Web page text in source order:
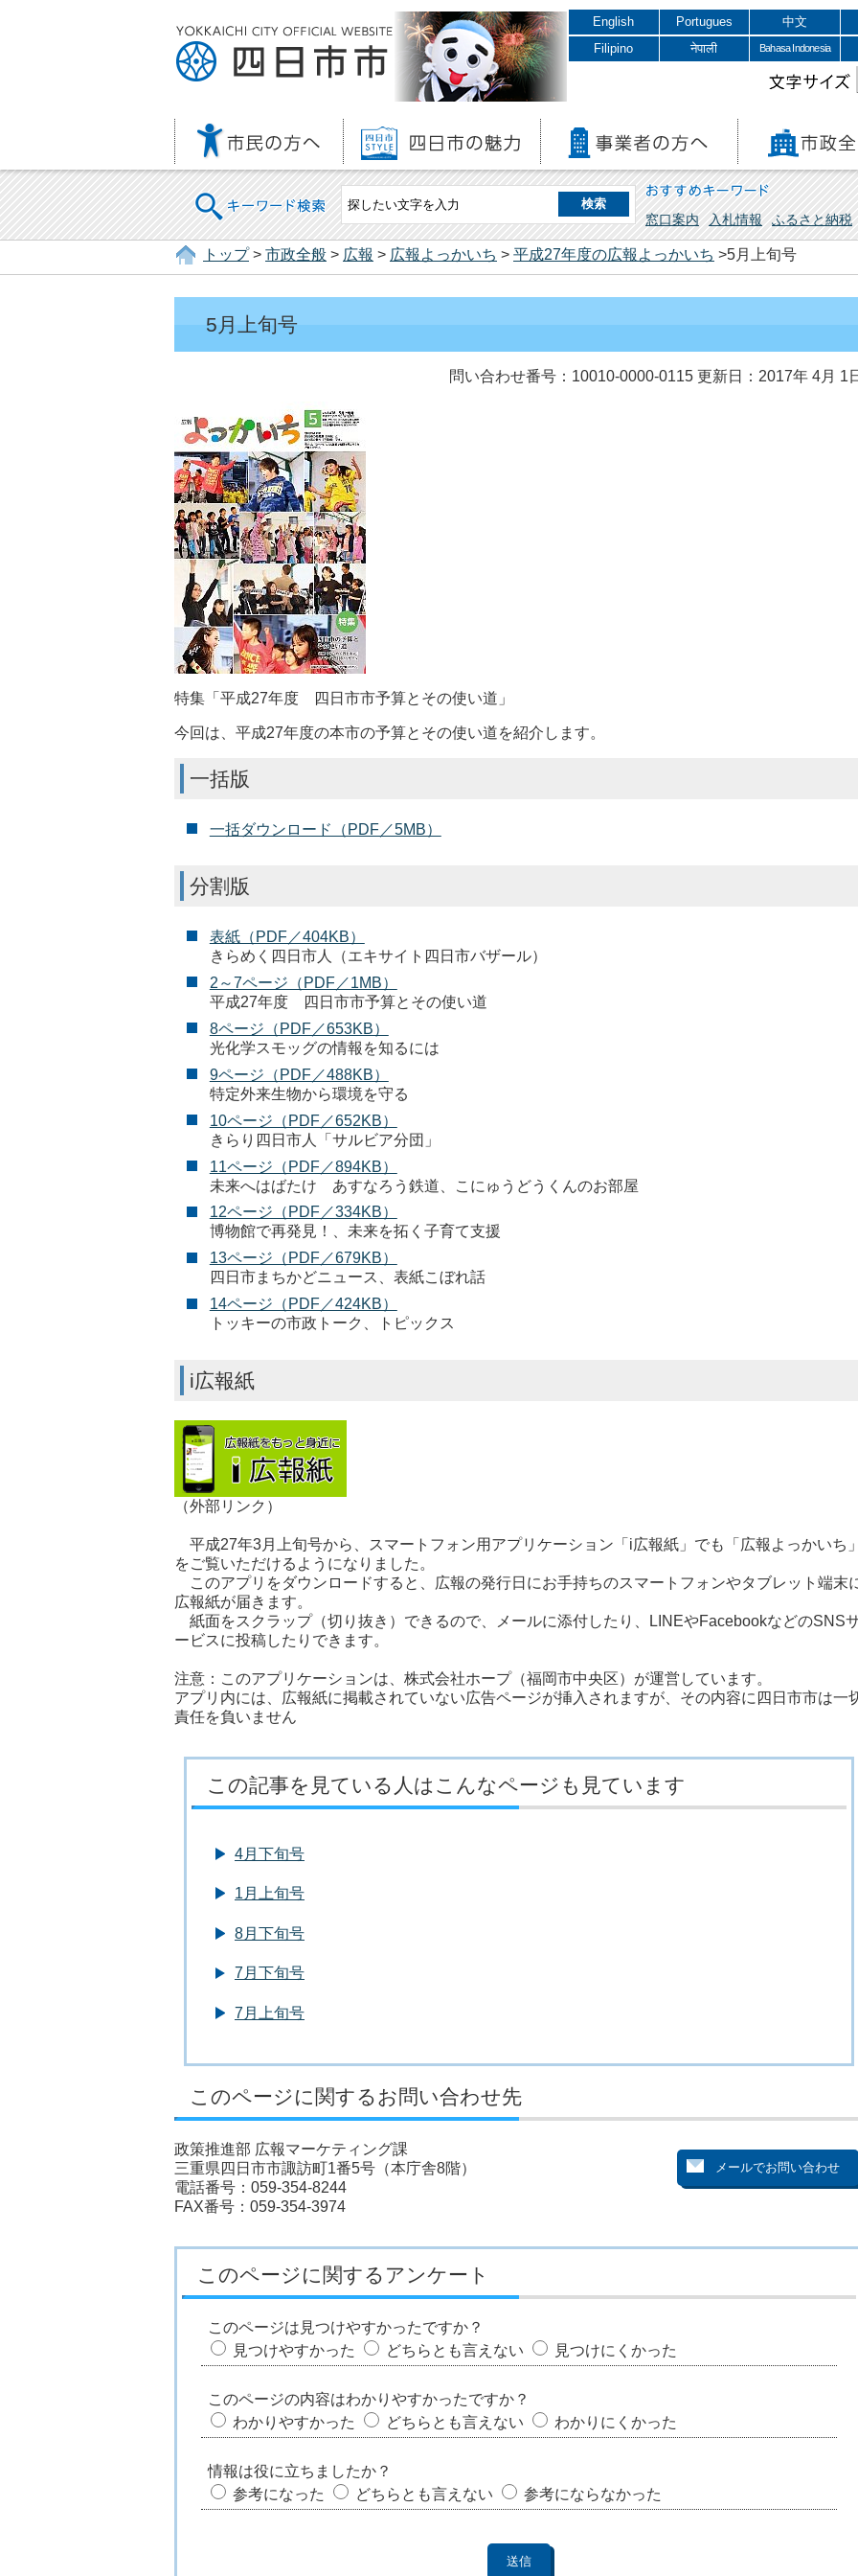
English Portugues 中文
Filipino
नेपाली Bahasa Indonesia
文字サイズ
キーワード検索 おすすめキーワード
窓口案内 入札情報 ふるさと納税
トップ> 市政全般 > 広報 > 広報よっかいち > 平成27年度の広報よっかいち >5月上旬号
5月上旬号
問い合わせ番号：10010-0000-0115 更新日：2017年 4月 1
特集「平成27年度 四日市市予算とその使い道」
今回は、平成27年度の本市の予算とその使い道を紹介します。
一括版
一括ダウンロード（PDF／5MB）
分割版
表紙（PDF／404KB）
きらめく四日市人（エキサイト四日市バザール）
2～7ページ（PDF／1MB）
平成27年度 四日市市予算とその使い道
8ページ（PDF／653KB）
光化学スモッグの情報を知るには
9ページ（PDF／488KB）
特定外来生物から環境を守る
10ページ（PDF／652KB）
きらり四日市人「サルビア分団」
11ページ（PDF／894KB）
未来へはばたけ あすなろう鉄道、こにゅうどうくんのお部屋
12ページ（PDF／334KB）
博物館で再発見！、未来を拓く子育て支援
13ページ（PDF／679KB）
四日市まちかどニュース、表紙こぼれ話
14ページ（PDF／424KB）
トッキーの市政トーク、トピックス
i広報紙
（外部リンク）
平成27年3月上旬号から、スマートフォン用アプリケーション「i広報紙」でも「広報よっかいち」
をご覧いただけるようになりました。
このアプリをダウンロードすると、広報の発行日にお手持ちのスマートフォンやタブレット端末
広報紙が届きます。
紙面をスクラップ（切り抜き）できるので、メールに添付したり、LINEやFacebookなどのSNS
ービスに投稿したりできます。
注意：このアプリケーションは、株式会社ホープ（福岡市中央区）が運営しています。
アプリ内には、広報紙に掲載されていない広告ページが挿入されますが、その内容に四日市市は一
責任を負いません
この記事を見ている人はこんなページも見ています
4月下旬号
1月上旬号
8月下旬号
7月下旬号
7月上旬号
このページに関するお問い合わせ先
政策推進部 広報マーケティング課
三重県四日市市諏訪町1番5号（本庁舎8階）
電話番号：059-354-8244
FAX番号：059-354-3974
このページに関するアンケート
このページは見つけやすかったですか？
見つけやすかった
どちらとも言えない 見つけにくかった
このページの内容はわかりやすかったですか？
わかりやすかった
どちらとも言えない わかりにくかった
情報は役に立ちましたか？
参考になった
どちらとも言えない 参考にならなかった